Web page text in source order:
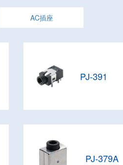
AC插座
PJ-391
PJ-379A